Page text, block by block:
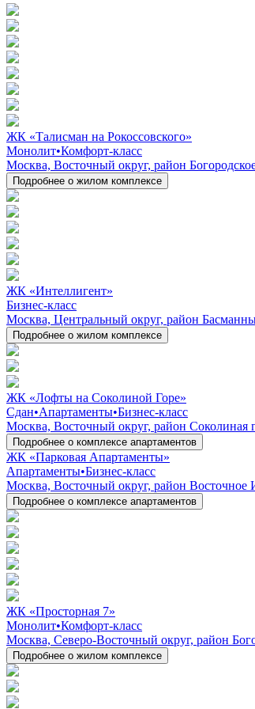
ЖК «Талисман на Рокоссовского»
Монолит•Комфорт-класс
Москва, Восточный округ, район
Подробнее о жилом комплексе
ЖК «Интеллигент»
Бизнес-класс
Москва, Центральный округ, район
Подробнее о жилом комплексе
ЖК «Лофты на Соколиной Горе»
Сдан•Апартаменты•Бизнес-класс
Москва, Восточный округ, район
Подробнее о комплексе апартаментов
ЖК «Парковая Апартаменты»
Апартаменты•Бизнес-класс
Москва, Восточный округ, район Восточное
Подробнее о комплексе апартаментов
ЖК «Просторная 7»
Монолит•Комфорт-класс
Москва, Северо-Восточный округ, район
Подробнее о жилом комплексе